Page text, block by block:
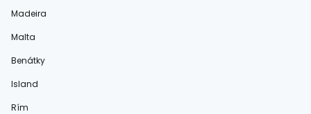
Madeira
Malta
Benátky
Island
Rím